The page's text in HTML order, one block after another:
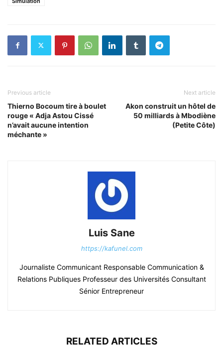
Previous article
Thierno Bocoum tire à boulet
rouge « Adja Astou Cissé
n’avait aucune intention
méchante »
Next article
Akon construit un hôtel de
50 milliards à Mbodiène
(Petite Côte)
Luis Sane
https://kafunel.com
Journaliste Communicant Responsable Communication &
Relations Publiques Professeur des Universités Consultant
Sénior Entrepreneur
RELATED ARTICLES